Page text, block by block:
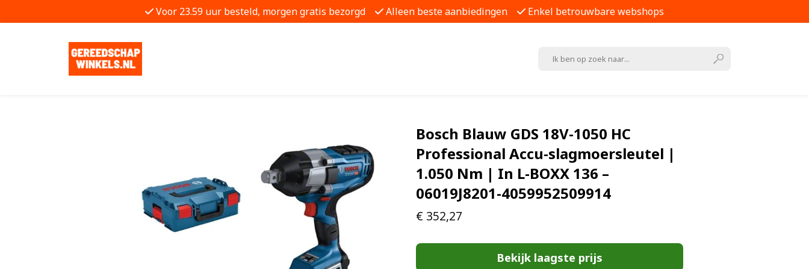
Voor 23.59 uur besteld, morgen gratis bezorgd Alleen beste aanbiedingen Enkel betrouwbare webshops
Bosch Blauw GDS 18V-1050 HC
Professional Accu-slagmoersleutel |
1.050 Nm | In L-BOXX 136 –
06019J8201-4059952509914
€ 352,27
Bekijk laagste prijs